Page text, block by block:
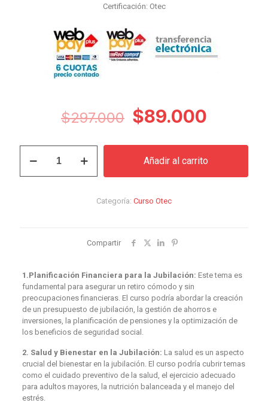
Certificación: Otec
$297.000 El
original
era:
$89.000
actual
es:
para
Añadir al carrito
Categoría: Curso Otec
Compartir
1.Planificación Financiera para la Jubilación: Este tema es
fundamental para asegurar un retiro cómodo y sin
preocupaciones financieras. El curso podría abordar la creación
de un presupuesto de jubilación, la gestión de ahorros e
inversiones, la planificación de pensiones y la optimización de
los beneficios de seguridad social.
2. Salud y Bienestar en la Jubilación: La salud es un aspecto
crucial del bienestar en la jubilación. El curso podría cubrir temas
como el cuidado preventivo de la salud, el ejercicio adecuado
para adultos mayores, la nutrición balanceada y el manejo del
estrés.